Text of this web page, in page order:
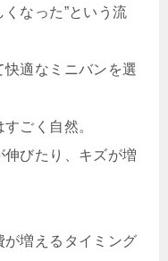
なった”という流
適なミニバンを選
ごく自然。
びたり、キズが増
が増えるタイミング